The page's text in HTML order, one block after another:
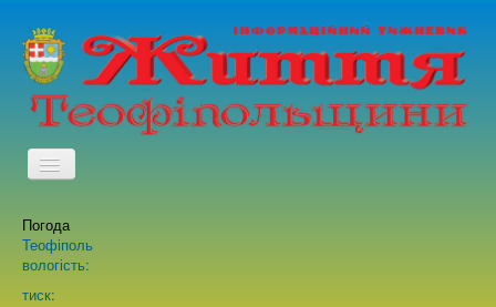
TPL_PROTOSTAR_TOGGLE_MENU
Погода
Теофіполь
вологість:
тиск: